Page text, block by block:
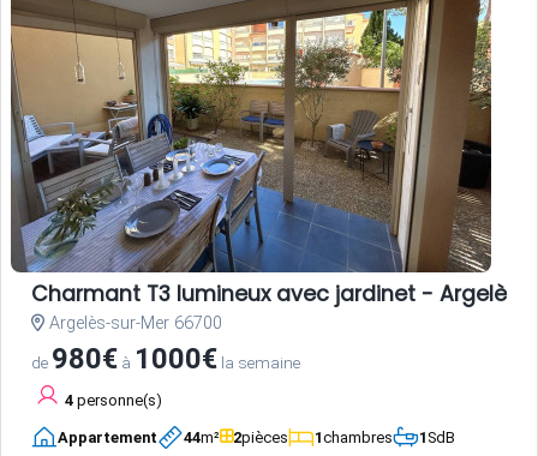
Charmant T3 lumineux avec jardinet - Argelès-
Argelès-sur-Mer 66700
de 980€ à 1000€ la semaine
4 personne(s)
Appartement 44m² 2pièces 1chambres 1SdB